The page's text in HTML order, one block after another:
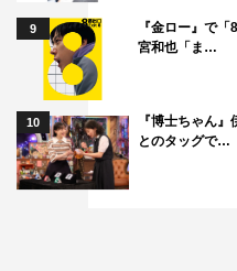
9
『金ロー』で
宮和也「ま…
10
『博士ちゃん
とのタッグで…